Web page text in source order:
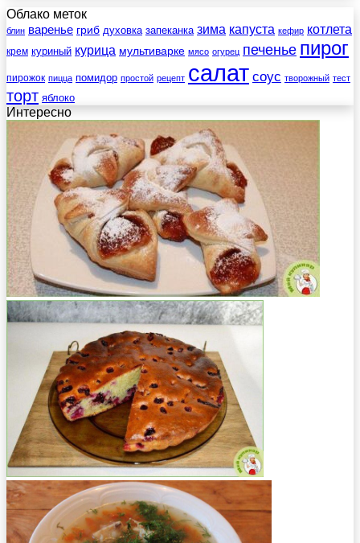
Облако меток
блин варенье гриб духовка запеканка зима капуста кефир котлета
крем куриный курица мультиварке мясо огурец печенье пирог
пирожок пицца помидор простой рецепт салат соус творожный тест
торт яблоко
Интересно